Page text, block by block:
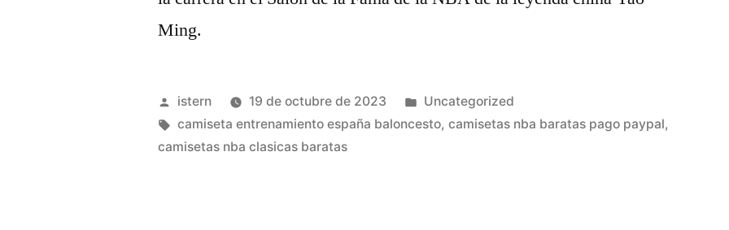
Ming.
Publicado
por
istern 19 de octubre de 2023
Publicado
en
Uncategorized
Etiquetas:
camiseta entrenamiento españa baloncesto,camisetas nba baratas pago paypal,
camisetas nba clasicas baratas